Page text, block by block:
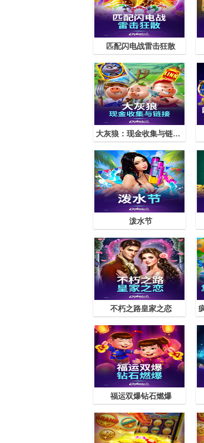
匹配闪电战雷击狂散
大灰狼：现金收集与链接™
泼水节
不朽之路皇家之恋
福运双爆钻石燃爆